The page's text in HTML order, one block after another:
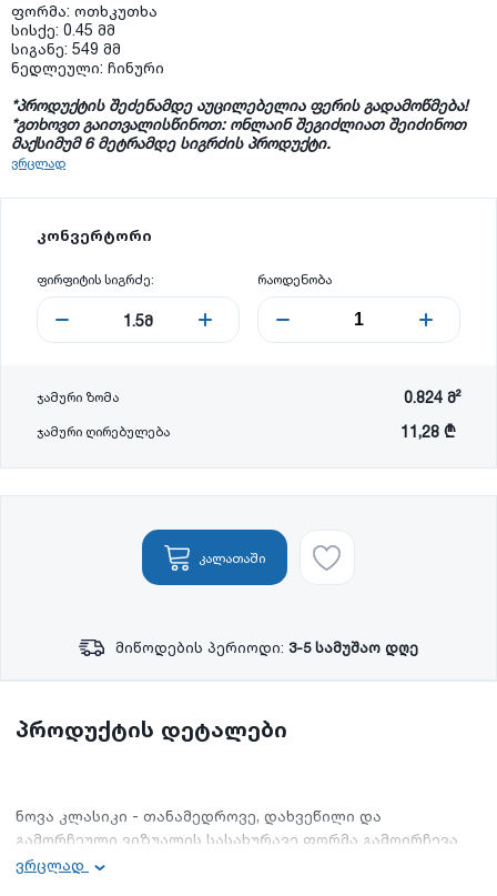
ფორმა: ოთხკუთხა
სისქე: 0.45 მმ
სიგანე: 549 მმ
ნედლეული: ჩინური
*პროდუქტის შეძენამდე აუცილებელია ფერის გადამოწმება!
*გთხოვთ გაითვალისწინოთ: ონლაინ შეგიძლიათ შეიძინოთ
მაქსიმუმ 6 მეტრამდე სიგრძის პროდუქტი.
ვრცლად
კონვერტორი
ფირფიტის სიგრძე:
1.5მ
რაოდენობა
ჯამური ზომა 0.824 მ²
ჯამური ღირებულება 11,28 ₾
კალათაში
მიწოდების პერიოდი: 3-5 სამუშაო დღე
პროდუქტის დეტალები
ნოვა კლასიკი - თანამედროვე, დახვეწილი და
გამორჩეული ვიზუალის სასახურავე ფორმა გამოირჩევა
მონტაჟის სიმარტივით, გამოიყენება ნებისმიერი ფორმის
ვრცლად